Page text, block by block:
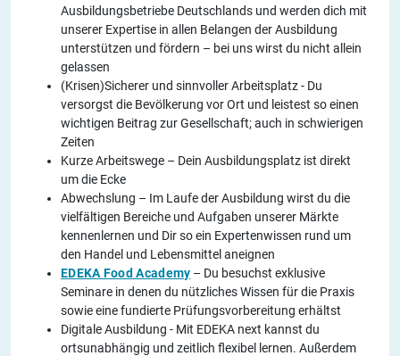
Ausbildungsbetriebe Deutschlands und werden dich mit
unserer Expertise in allen Belangen der Ausbildung
unterstützen und fördern – bei uns wirst du nicht allein
gelassen
(Krisen)Sicherer und sinnvoller Arbeitsplatz - Du
versorgst die Bevölkerung vor Ort und leistest so einen
wichtigen Beitrag zur Gesellschaft; auch in schwierigen
Zeiten
Kurze Arbeitswege – Dein Ausbildungsplatz ist direkt
um die Ecke
Abwechslung – Im Laufe der Ausbildung wirst du die
vielfältigen Bereiche und Aufgaben unserer Märkte
kennenlernen und Dir so ein Expertenwissen rund um
den Handel und Lebensmittel aneignen
EDEKA Food Academy – Du besuchst exklusive
Seminare in denen du nützliches Wissen für die Praxis
sowie eine fundierte Prüfungsvorbereitung erhältst
Digitale Ausbildung - Mit EDEKA next kannst du
ortsunabhängig und zeitlich flexibel lernen. Außerdem